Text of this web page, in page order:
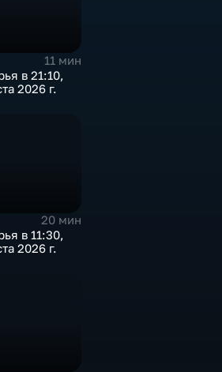
11 мин
в 21:10,
2026 г.
20 мин
в 11:30,
2026 г.